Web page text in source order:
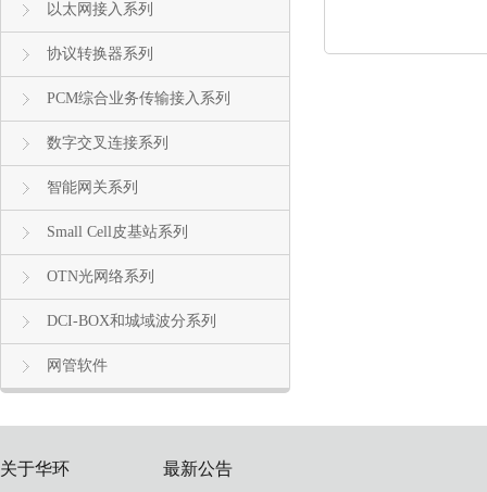
以太网接入系列
协议转换器系列
PCM综合业务传输接入系列
数字交叉连接系列
智能网关系列
Small Cell皮基站系列
OTN光网络系列
DCI-BOX和城域波分系列
网管软件
关于华环 最新公告